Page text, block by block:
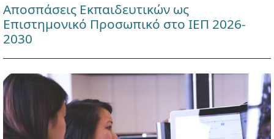
Αποσπάσεις Εκπαιδευτικών ως
Επιστημονικό Προσωπικό στο ΙΕΠ 2026-
2030